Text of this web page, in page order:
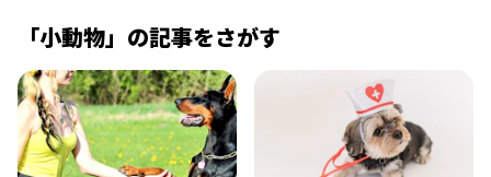
「小動物」の記事をさがす